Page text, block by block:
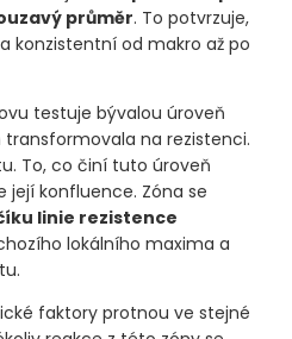
vyšší časové úseky. Cena
a již dříve prorazila pod
průměr . To potvrzuje,
od makro až po
testuje bývalou úroveň
na rezistenci.
To, co činí tuto úroveň
konfluence. Zóna se
linie rezistence
lokálního maxima a